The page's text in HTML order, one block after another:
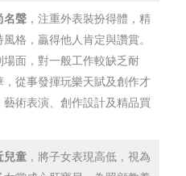
名聲 ，注重外表裝扮得體，精
格，贏得他人肯定與讚賞。
面，對一般工作較缺乏耐
從事發揮玩樂天賦及創作才
術表演、創作設計及精品買
兒童 ，將子女表現高低，視為